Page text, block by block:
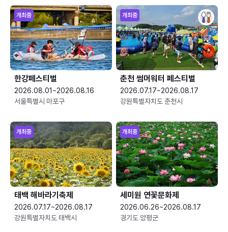
개최중
한강페스티벌
2026.08.01~2026.08.16
서울특별시 마포구
개최중
춘천 썸머워터 페스티벌
2026.07.17~2026.08.17
강원특별자치도 춘천시
개최중
태백 해바라기축제
2026.07.17~2026.08.17
강원특별자치도 태백시
개최중
세미원 연꽃문화제
2026.06.26~2026.08.17
경기도 양평군